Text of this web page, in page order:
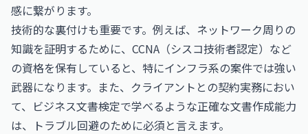
感に繋がります。
技術的な裏付けも重要です。例えば、ネットワーク周りの
知識を証明するために、 CCNA（シスコ技術者認定） など
の資格を保有していると、特にインフラ系の案件では強い
武器になります。また、クライアントとの契約実務におい
て、 ビジネス文書検定で学べるような正確な文書作成能力
は、トラブル回避のために必須と言えます。